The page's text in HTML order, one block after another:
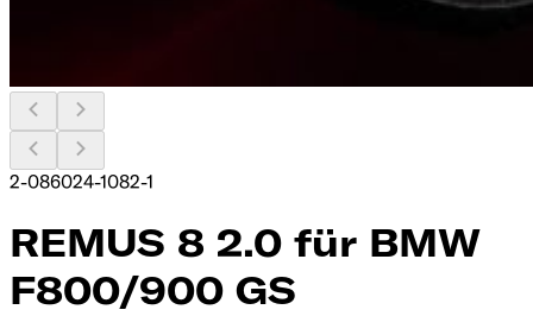
2-086024-1082-1
REMUS 8 2.0 für BMW
F800/900 GS